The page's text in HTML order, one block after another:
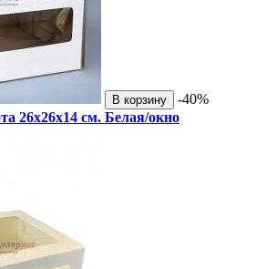
В корзину
-40%
26х26х14 см. Белая/окно